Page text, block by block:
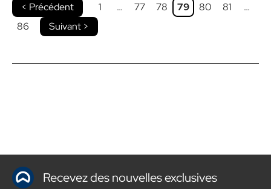
< Précédent 1 … 77 78 79 80 81
…
86
Suivant >
Recevez des nouvelles exclusives